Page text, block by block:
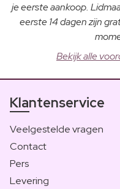
je eerste aankoop.
eerste 14 dagen zijn
Bekijk alle
Klantenservice
Veelgestelde vragen
Contact
Pers
Levering